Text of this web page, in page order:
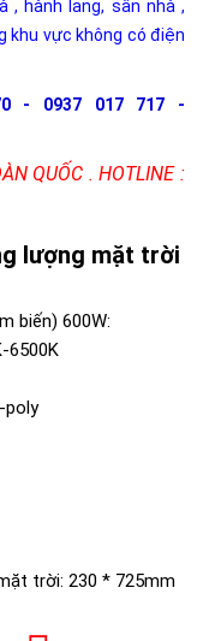
hành lang, sân nhà ,
khu vực không có điện
- 0937 017 717 -
QUỐC . HOTLINE :
lượng mặt trời
biến) 600W:
6500K
poly
trời: 230 * 725mm